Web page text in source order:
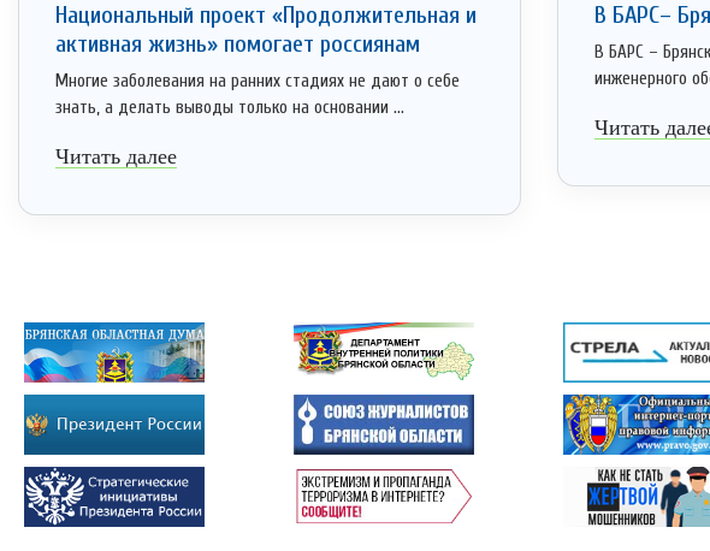
Национальный проект «Продолжительная и
активная жизнь» помогает россиянам
Многие заболевания на ранних стадиях не дают о себе
знать, а делать выводы только на основании ...
Читать далее
В БАРС–
В БАРС –
инженерного
Читать